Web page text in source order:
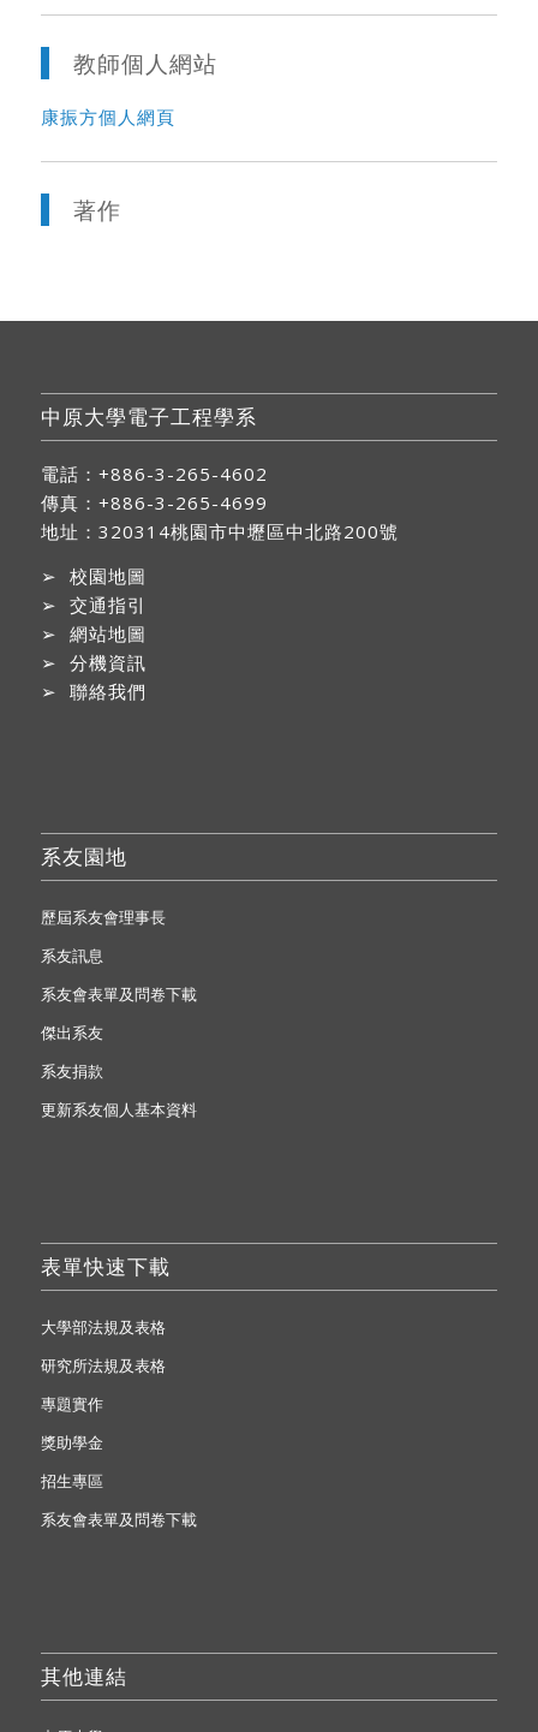
教師個人網站
康振方個人網頁
著作
中原大學電子工程學系
電話：+886-3-265-4602
傳真：+886-3-265-4699
地址： 320314桃園市中壢區中北路200號
➢ 校園地圖
➢ 交通指引
➢ 網站地圖
➢ 分機資訊
➢ 聯絡我們
系友園地
歷屆系友會理事長
系友訊息
系友會表單及問卷下載
傑出系友
系友捐款
更新系友個人基本資料
表單快速下載
大學部法規及表格
研究所法規及表格
專題實作
獎助學金
招生專區
系友會表單及問卷下載
其他連結